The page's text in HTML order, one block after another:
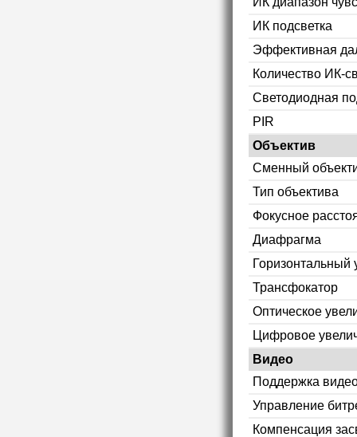
ИК подсветка
Эффективная
Количество ИК-
Светодиодная
PIR
Объектив
Сменный
Тип объектива
Фокусное
Диафрагма
Горизонтальный
Трансфокатор
Оптическое
Цифровое
Видео
Поддержка
Управление
Компенсация